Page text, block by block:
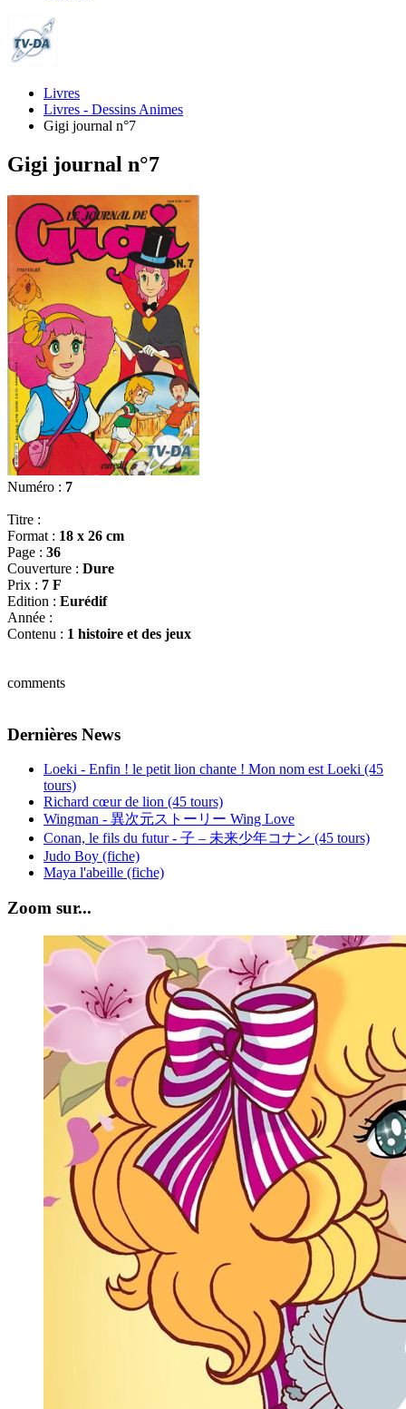
Livres
Livres - Dessins Animes
Gigi journal n°7
Gigi journal n°7
Numéro : 7
Titre :
Format : 18 x 26 cm
Page : 36
Couverture : Dure
Prix : 7 F
Edition : Eurédif
Année :
Contenu : 1 histoire et des jeux
comments
Dernières News
Loeki - Enfin ! le petit lion chante ! Mon nom est Loeki (45
tours)
Richard cœur de lion (45 tours)
Wingman - 異次元ストーリー Wing Love
Conan, le fils du futur - 子 – 未来少年コナン (45 tours)
Judo Boy (fiche)
Maya l'abeille (fiche)
Zoom sur...